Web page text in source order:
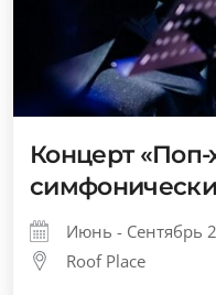
Концерт
Июнь - Сентябрь
Roof Place